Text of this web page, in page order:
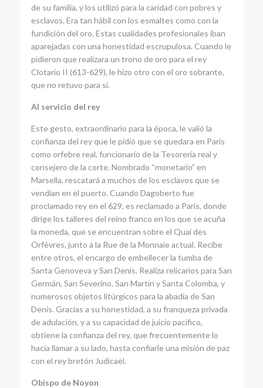
de su familia, y los utilizó para la caridad con pobres y
esclavos. Era tan hábil con los esmaltes como con la
fundición del oro. Estas cualidades profesionales iban
aparejadas con una honestidad escrupulosa. Cuando le
pidieron que realizara un trono de oro para el rey
Clotario II (613-629), le hizo otro con el oro sobrante,
que no retuvo para sí.
Al servicio del rey
Este gesto, extraordinario para la época, le valió la
confianza del rey que le pidió que se quedara en París
como orfebre real, funcionario de la Tesorería real y
consejero de la corte. Nombrado “monetario” en
Marsella, rescatará a muchos de los esclavos que se
vendían en el puerto. Cuando Dagoberto fue
proclamado rey en el 629, es reclamado a París, donde
dirige los talleres del reino franco en los que se acuña
la moneda, que se encuentran sobre el Quai des
Orfèvres, junto a la Rue de la Monnaie actual. Recibe
entre otros, el encargo de embellecer la tumba de
Santa Genoveva y San Denis. Realiza relicarios para San
Germán, San Severino, San Martín y Santa Colomba, y
numerosos objetos litúrgicos para la abadía de San
Denis. Gracias a su honestidad, a su franqueza privada
de adulación, y a su capacidad de juicio pacífico,
obtiene la confianza del rey, que frecuentemente lo
hacía llamar a su lado, hasta confiarle una misión de paz
con el rey bretón Judicaël.
Obispo de Noyon